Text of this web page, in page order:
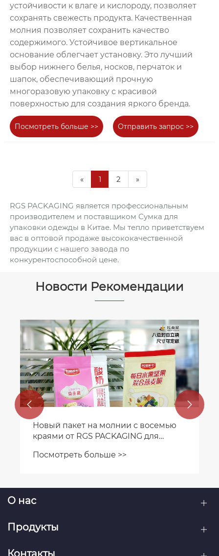
устойчивости к влаге и кислороду, позволяет
сохранять свежесть продукта. Качественная
молния позволяет сохранить качество
содержимого. Устойчивое вертикальное
основание облегчает установку. Это лучший
выбор нижнего белья, носков, перчаток и
шапок, обеспечивающий прочную
многоразовую упаковку с красивой
поверхностью для создания яркого бренда.
Посмотреть больше >> Отправить запрос >>
« 1 2 »
RGS PACKAGING является профессиональным
производителем и поставщиком Сумка для
упаковки одежды в Китае. Мы тепло приветствуем
вас в оптовой продаже высококачественной
продукции с нашего завода по
конкурентоспособной цене.
Новости Рекомендации
Популярность многоразовых сумок
для покупок
Посмотреть больше >>
 
О нас
Продукты
Контакты